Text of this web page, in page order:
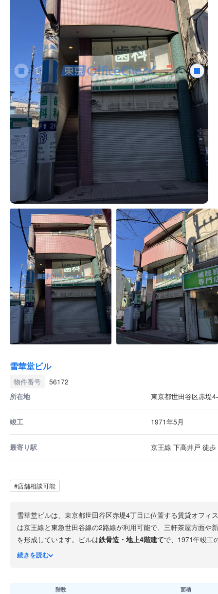
雪華堂ビル
物件番号
56172
所在地
東京都世田谷区赤堤
竣工 1971年5月
最寄り駅 京王線 下高井戸 徒歩
#店舗相談可能
雪華堂ビルは、東京都世田谷区赤堤4丁目に位置する賃貸オフィ
は京王線と東急世田谷線の2路線が利用可能で、三軒茶屋方面
を形成しています。ビルは鉄骨造・地上4階建てで、1971年竣工
サービス業など、地域密着型のビジネスを展開する企業に適した
続きを読む
階数 面積